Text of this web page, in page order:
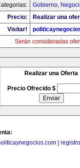
Gobierno,
Precio:
Realizar una
Visitar!
Serán consideradas
Realizar una Oferta
Precio Ofrecido $